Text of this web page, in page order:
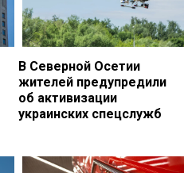
В Северной Осетии
жителей предупредили
об активизации
украинских спецслужб